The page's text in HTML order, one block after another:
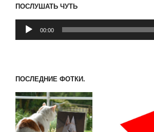
ПОСЛУШАТЬ ЧУТЬ
Аудиоплеер
00:00
ПОСЛЕДНИЕ ФОТКИ.